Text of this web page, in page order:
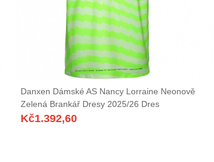
Danxen Dámské AS Nancy Lorraine Neonově
Zelená Brankář Dresy 2025/26 Dres
Kč1.392,60